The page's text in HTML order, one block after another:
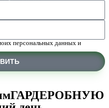
персональных данных и
ГАРДЕРОБНУЮ